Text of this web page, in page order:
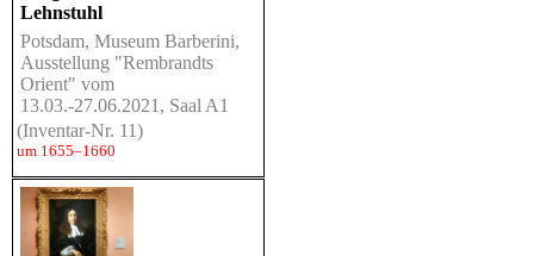
Lehnstuhl
Potsdam, Museum Barberini,
Ausstellung "Rembrandts
Orient" vom
13.03.-27.06.2021, Saal A1
(Inventar-Nr. 11)
um 1655–1660